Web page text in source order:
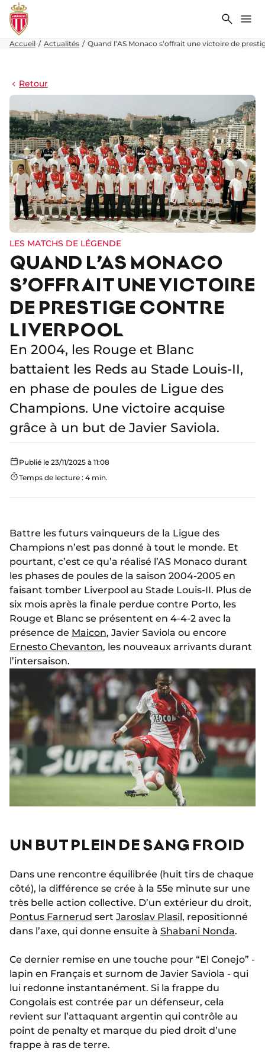
Accueil Actualités Quand l’AS Monaco s’offrait une victoire de
Retour
LES MATCHS DE LÉGENDE
QUAND L’AS MONACO
S’OFFRAIT UNE VICTOIRE
DE PRESTIGE CONTRE
LIVERPOOL
En 2004, les Rouge et Blanc
battaient les Reds au Stade Louis-II,
en phase de poules de Ligue des
Champions. Une victoire acquise
grâce à un but de Javier Saviola.
Publié le 23/11/2025 à 11:08
Temps de lecture : 4 min.
Battre les futurs vainqueurs de la Ligue des
Champions n’est pas donné à tout le monde. Et
pourtant, c’est ce qu’a réalisé l’AS Monaco durant
les phases de poules de la saison 2004-2005 en
faisant tomber Liverpool au Stade Louis-II. Plus de
six mois après la finale perdue contre Porto, les
Rouge et Blanc se présentent en 4-4-2 avec la
présence de Maicon, Javier Saviola ou encore
Ernesto Chevanton, les nouveaux arrivants durant
l’intersaison.
UN BUT PLEIN DE SANG FROID
Dans une rencontre équilibrée (huit tirs de chaque
côté), la différence se crée à la 55e minute sur une
très belle action collective. D’un extérieur du droit,
Pontus Farnerud sert Jaroslav Plasil, repositionné
dans l’axe, qui donne ensuite à Shabani Nonda.
Ce dernier remise en une touche pour “El Conejo” -
lapin en Français et surnom de Javier Saviola - qui
lui redonne instantanément. Si la frappe du
Congolais est contrée par un défenseur, cela
revient sur l’attaquant argentin qui contrôle au
point de penalty et marque du pied droit d’une
frappe à ras de terre.